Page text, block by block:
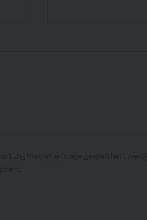
meiner Anfrage gespeichert